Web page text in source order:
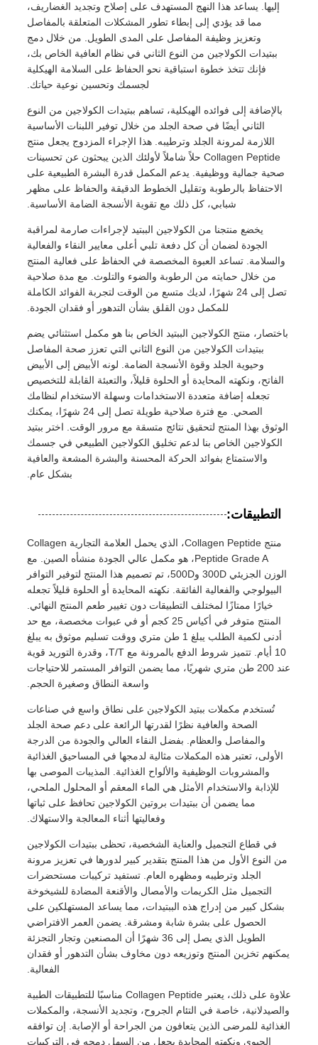
إليها. يساعد هذا النهج المستهدف على إصلاح وتجديد الغضاريف،
مما قد يؤدي إلى إبطاء تطور المشكلات المتعلقة بالمفاصل
وتعزيز وظيفة المفاصل على المدى الطويل. من خلال دمج
ببتيدات الكولاجين من النوع الثاني في نظام العافية الخاص بك،
فإنك تتخذ خطوة استباقية نحو الحفاظ على السلامة الهيكلية
لجسمك وتحسين نوعية حياتك.
بالإضافة إلى فوائده الهيكلية، تساهم ببتيدات الكولاجين من النوع
الثاني أيضًا في صحة الجلد من خلال توفير اللبنات الأساسية
اللازمة لمرونة الجلد وترطيبه. هذا الإجراء المزدوج يجعل منتج
Collagen Peptide حلاً شاملاً لأولئك الذين يبحثون عن تحسينات
صحية جمالية ووظيفية. يدعم المكمل قدرة البشرة الطبيعية على
الاحتفاظ بالرطوبة وتقليل الخطوط الدقيقة والحفاظ على مظهر
شبابي، كل ذلك مع تقوية الأنسجة الضامة الأساسية.
يخضع منتجنا من الكولاجين الببتيد لإجراءات صارمة لمراقبة
الجودة لضمان أن كل دفعة تلبي أعلى معايير النقاء والفعالية
والسلامة. تساعد العبوة المخصصة في الحفاظ على فعالية المنتج
من خلال حمايته من الرطوبة والضوء والتلوث. مع مدة صلاحية
تصل إلى 24 شهرًا، لديك متسع من الوقت لتجربة الفوائد الكاملة
للمكمل دون القلق بشأن التدهور أو فقدان الجودة.
باختصار، منتج الكولاجين الببتيد الخاص بنا هو مكمل استثنائي يضم
ببتيدات الكولاجين من النوع الثاني التي تعزز صحة المفاصل
وحيوية الجلد وقوة الأنسجة الضامة. لونه الأبيض إلى الأبيض
الفاتح، ونكهته المحايدة أو الحلوة قليلاً، والتعبئة القابلة للتخصيص
تجعله إضافة متعددة الاستخدامات وسهلة الاستخدام لنظامك
الصحي. مع فترة صلاحية طويلة تصل إلى 24 شهرًا، يمكنك
الوثوق بهذا المنتج لتحقيق نتائج متسقة مع مرور الوقت. اختر ببتيد
الكولاجين الخاص بنا لدعم تخليق الكولاجين الطبيعي في جسمك
والاستمتاع بفوائد الحركة المحسنة والبشرة المشعة والعافية
بشكل عام.
التطبيقات:
منتج Collagen Peptide، الذي يحمل العلامة التجارية Collagen
Peptide Grade A، هو مكمل عالي الجودة منشأه الصين. مع
الوزن الجزيئي 300D و500D، تم تصميم هذا المنتج لتوفير التوافر
البيولوجي والفعالية الفائقة. نكهته المحايدة أو الحلوة قليلاً تجعله
خيارًا ممتازًا لمختلف التطبيقات دون تغيير طعم المنتج النهائي.
المنتج متوفر في أكياس 25 كجم أو في عبوات مخصصة، مع حد
أدنى لكمية الطلب يبلغ 1 طن متري ووقت تسليم موثوق به يبلغ
10 أيام. تتميز شروط الدفع بالمرونة مع T/T، وقدرة التوريد قوية
عند 200 طن متري شهريًا، مما يضمن التوافر المستمر للاحتياجات
واسعة النطاق وصغيرة الحجم.
تُستخدم مكملات ببتيد الكولاجين على نطاق واسع في صناعات
الصحة والعافية نظرًا لقدرتها الرائعة على دعم صحة الجلد
والمفاصل والعظام. بفضل النقاء العالي والجودة من الدرجة
الأولى، تعتبر هذه المكملات مثالية لدمجها في المساحيق الغذائية
والمشروبات الوظيفية والألواح الغذائية. المذيبات الموصى بها
للإذابة والاستخدام الأمثل هي الماء المعقم أو المحلول الملحي،
مما يضمن أن ببتيدات بروتين الكولاجين تحافظ على ثباتها
وفعاليتها أثناء المعالجة والاستهلاك.
في قطاع التجميل والعناية الشخصية، تحظى ببتيدات الكولاجين
من النوع الأول من هذا المنتج بتقدير كبير لدورها في تعزيز مرونة
الجلد وترطيبه ومظهره العام. تستفيد تركيبات مستحضرات
التجميل مثل الكريمات والأمصال والأقنعة المضادة للشيخوخة
بشكل كبير من إدراج هذه الببتيدات، مما يساعد المستهلكين على
الحصول على بشرة شابة ومشرقة. يضمن العمر الافتراضي
الطويل الذي يصل إلى 36 شهرًا أن المصنعين وتجار التجزئة
يمكنهم تخزين المنتج وتوزيعه دون مخاوف بشأن التدهور أو فقدان
الفعالية.
علاوة على ذلك، يعتبر Collagen Peptide مناسبًا للتطبيقات الطبية
والصيدلانية، خاصة في التئام الجروح، وتجديد الأنسجة، والمكملات
الغذائية للمرضى الذين يتعافون من الجراحة أو الإصابة. إن توافقه
الحيوي ونكهته المحايدة يجعل من السهل دمجه في التركيبات